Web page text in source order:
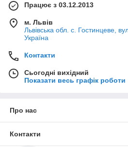
Працює з 03.12.2013
м. Львів
Львівська обл. с. Гостинцеве,
Україна
Контакти
Сьогодні вихідний
Показати весь графік роботи
Про нас
Контакти